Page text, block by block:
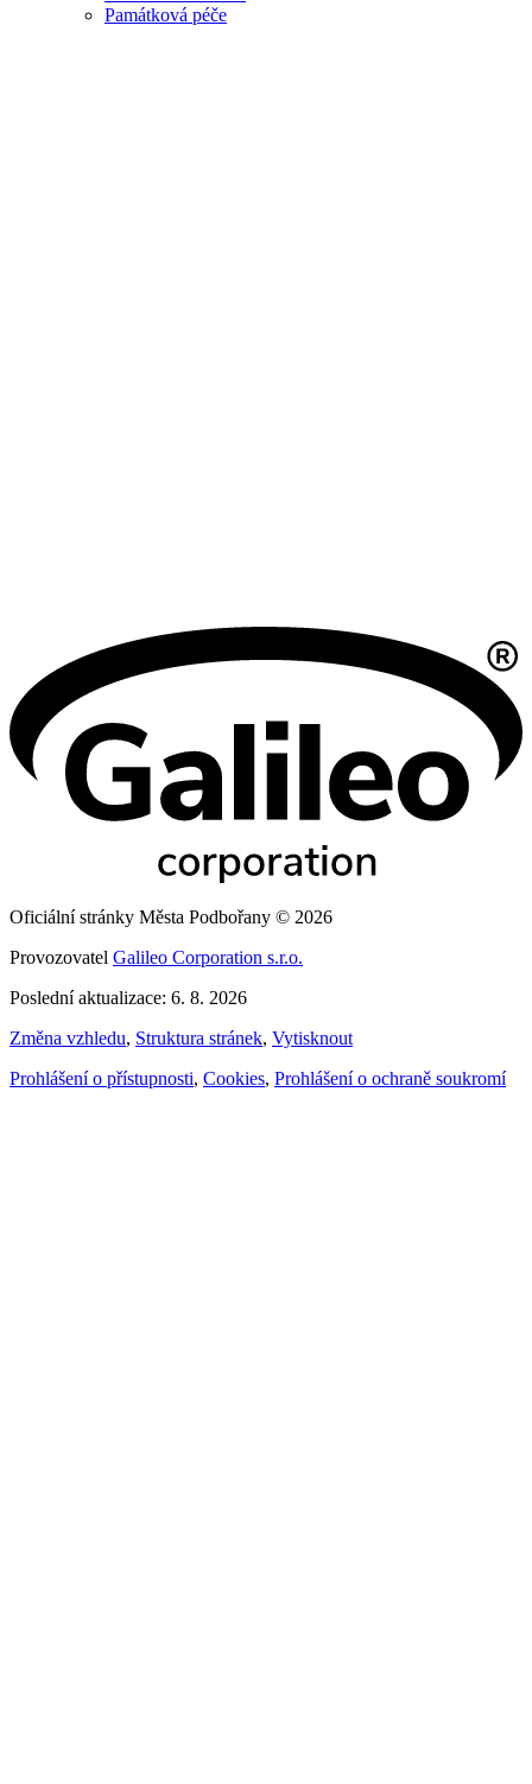
Památková péče
Oficiální stránky Města Podbořany © 2026
Provozovatel Galileo Corporation s.r.o.
Poslední aktualizace: 6. 8. 2026
Změna vzhledu, Struktura stránek, Vytisknout
Prohlášení o přístupnosti, Cookies, Prohlášení o ochraně soukromí